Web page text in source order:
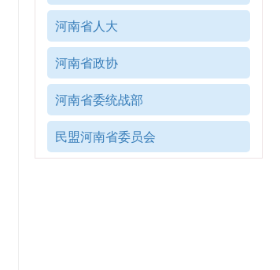
河南省人大
河南省政协
河南省委统战部
民盟河南省委员会